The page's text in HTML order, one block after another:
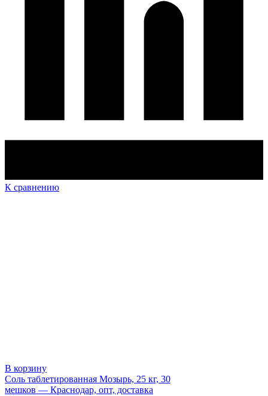
К сравнению
В корзину
Соль таблетированная Мозырь, 25 кг, 30
мешков — Краснодар, опт, доставка